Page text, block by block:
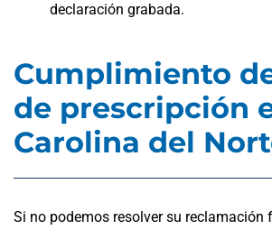
declaración grabada.
Cumplimiento
de prescripción
Carolina del
Si no podemos resolver su reclamación